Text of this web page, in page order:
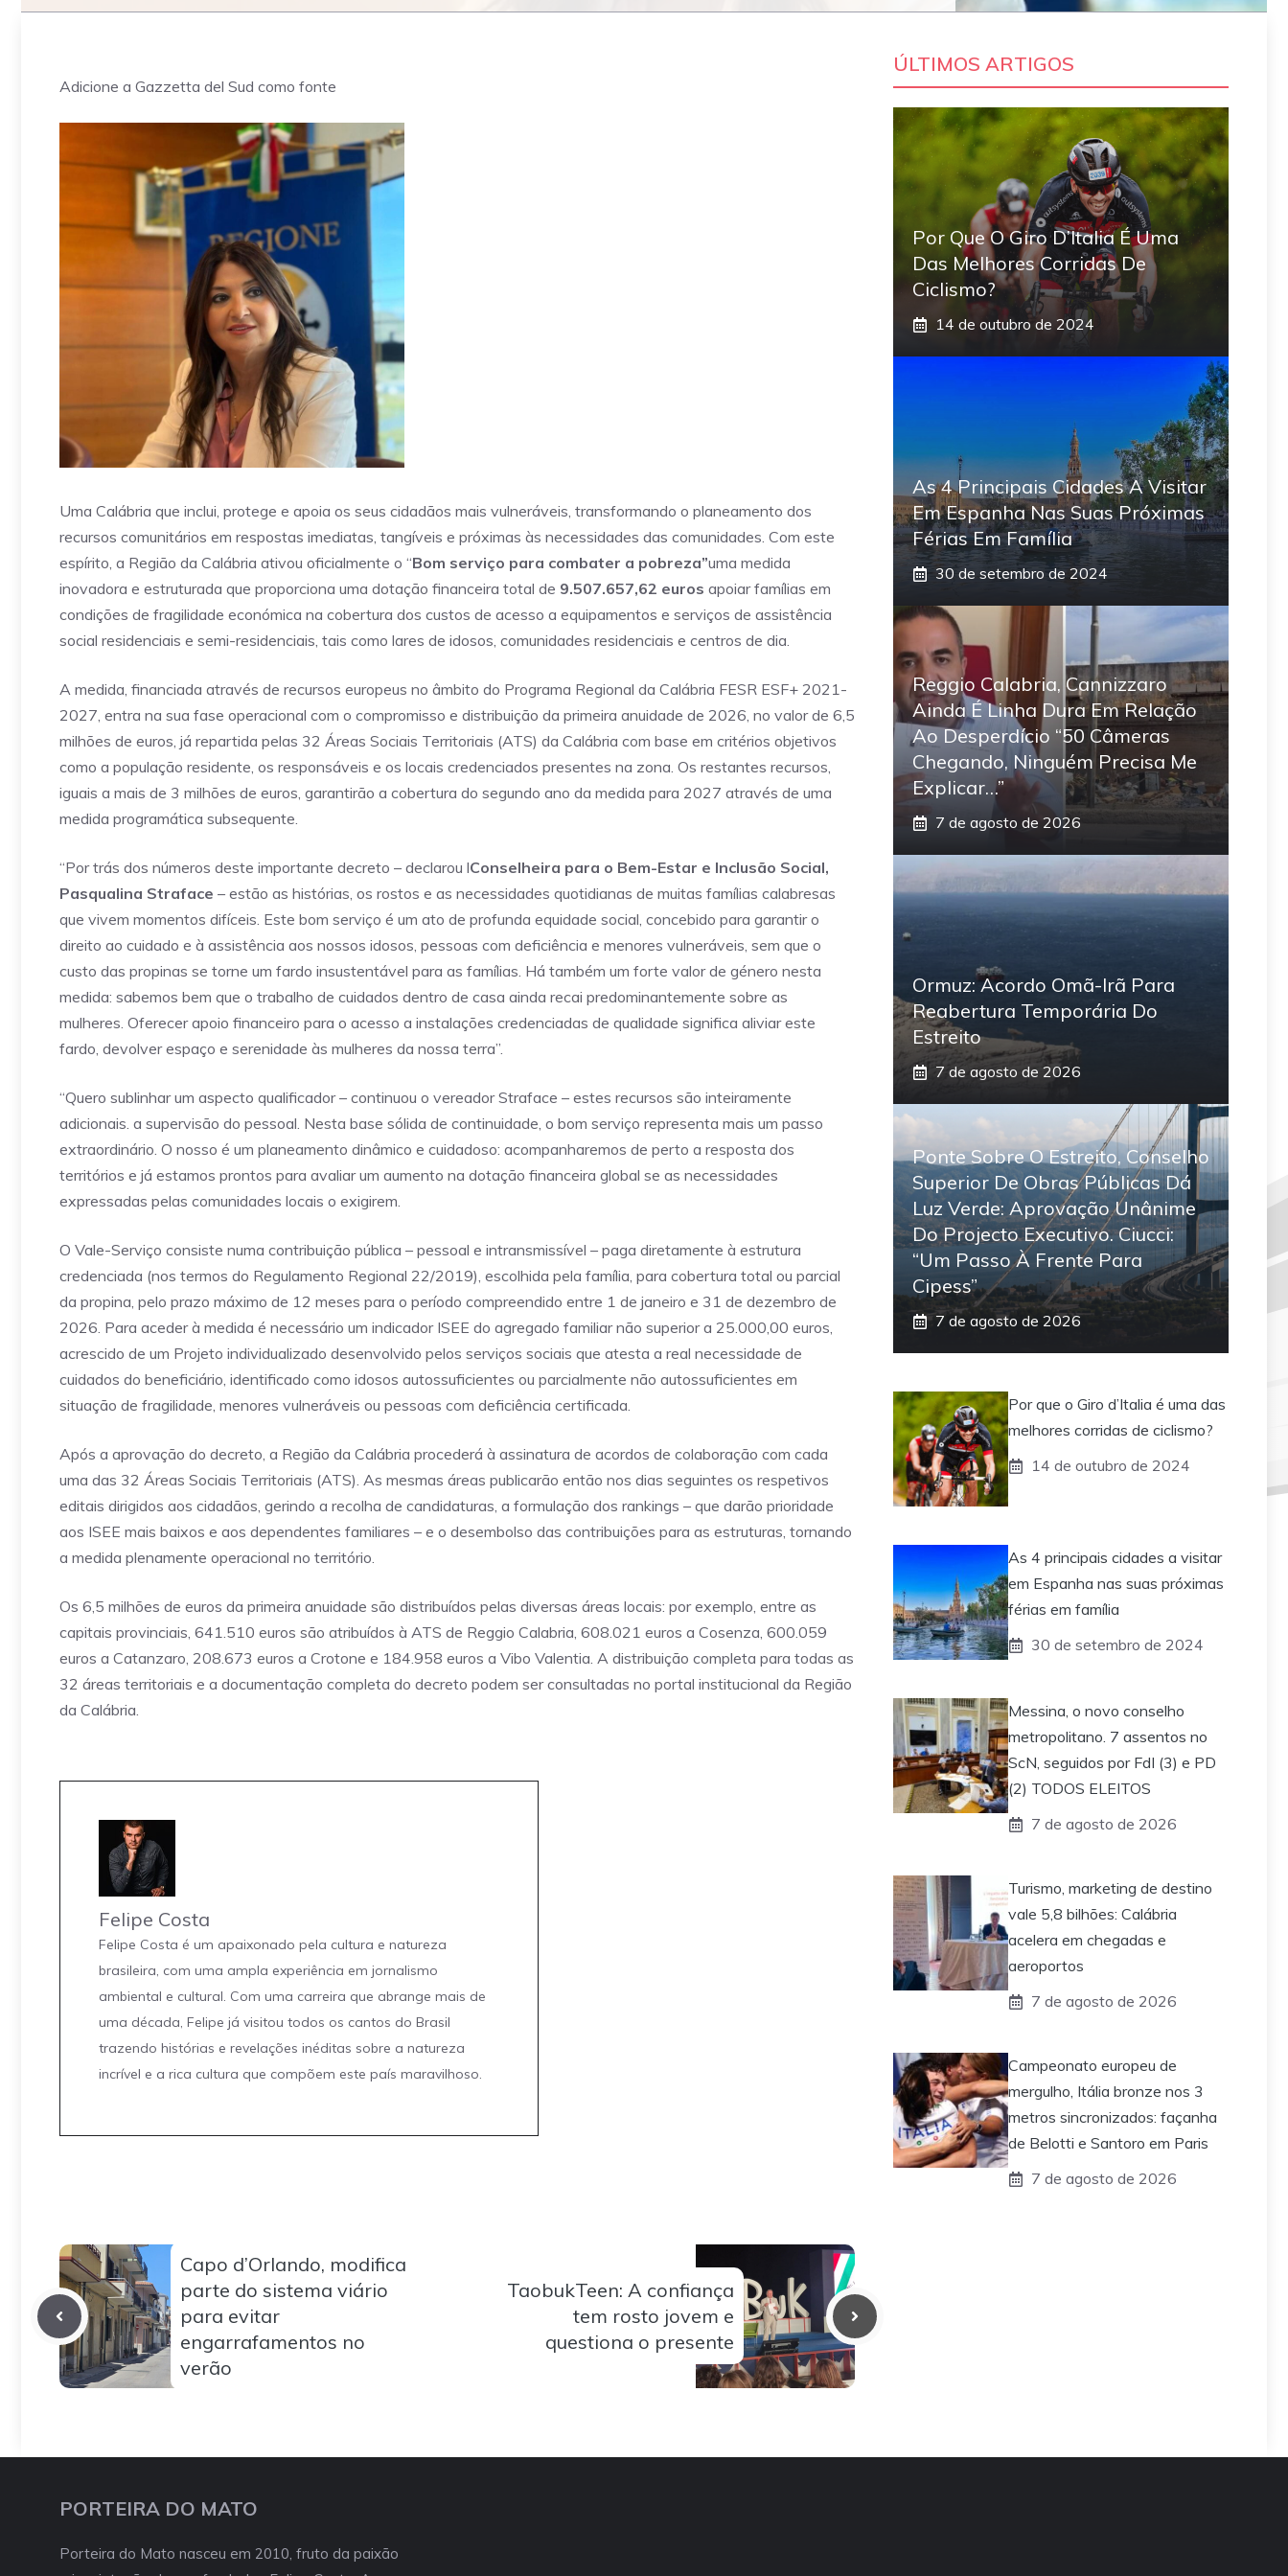
Adicione a Gazzetta del Sud como fonte
Uma Calábria que inclui, protege e apoia os seus cidadãos mais vulneráveis, transformando o planeamento dos
recursos comunitários em respostas imediatas, tangíveis e próximas às necessidades das comunidades. Com este
espírito, a Região da Calábria ativou oficialmente o “Bom serviço para combater a pobreza”uma medida
inovadora e estruturada que proporciona uma dotação financeira total de 9.507.657,62 euros apoiar famílias em
condições de fragilidade económica na cobertura dos custos de acesso a equipamentos e serviços de assistência
social residenciais e semi-residenciais, tais como lares de idosos, comunidades residenciais e centros de dia.
A medida, financiada através de recursos europeus no âmbito do Programa Regional da Calábria FESR ESF+ 2021-
2027, entra na sua fase operacional com o compromisso e distribuição da primeira anuidade de 2026, no valor de 6,5
milhões de euros, já repartida pelas 32 Áreas Sociais Territoriais (ATS) da Calábria com base em critérios objetivos
como a população residente, os responsáveis ​​​​e os locais credenciados presentes na zona. Os restantes recursos,
iguais a mais de 3 milhões de euros, garantirão a cobertura do segundo ano da medida para 2027 através de uma
medida programática subsequente.
“Por trás dos números deste importante decreto – declarou lConselheira para o Bem-Estar e Inclusão Social,
Pasqualina Straface – estão as histórias, os rostos e as necessidades quotidianas de muitas famílias calabresas
que vivem momentos difíceis. Este bom serviço é um ato de profunda equidade social, concebido para garantir o
direito ao cuidado e à assistência aos nossos idosos, pessoas com deficiência e menores vulneráveis, sem que o
custo das propinas se torne um fardo insustentável para as famílias. Há também um forte valor de género nesta
medida: sabemos bem que o trabalho de cuidados dentro de casa ainda recai predominantemente sobre as
mulheres. Oferecer apoio financeiro para o acesso a instalações credenciadas de qualidade significa aliviar este
fardo, devolver espaço e serenidade às mulheres da nossa terra”.
“Quero sublinhar um aspecto qualificador – continuou o vereador Straface – estes recursos são inteiramente
adicionais. a supervisão do pessoal. Nesta base sólida de continuidade, o bom serviço representa mais um passo
extraordinário. O nosso é um planeamento dinâmico e cuidadoso: acompanharemos de perto a resposta dos
territórios e já estamos prontos para avaliar um aumento na dotação financeira global se as necessidades
expressadas pelas comunidades locais o exigirem.
O Vale-Serviço consiste numa contribuição pública – pessoal e intransmissível – paga diretamente à estrutura
credenciada (nos termos do Regulamento Regional 22/2019), escolhida pela família, para cobertura total ou parcial
da propina, pelo prazo máximo de 12 meses para o período compreendido entre 1 de janeiro e 31 de dezembro de
2026. Para aceder à medida é necessário um indicador ISEE do agregado familiar não superior a 25.000,00 euros,
acrescido de um Projeto individualizado desenvolvido pelos serviços sociais que atesta a real necessidade de
cuidados do beneficiário, identificado como idosos autossuficientes ou parcialmente não autossuficientes em
situação de fragilidade, menores vulneráveis ou pessoas com deficiência certificada.
Após a aprovação do decreto, a Região da Calábria procederá à assinatura de acordos de colaboração com cada
uma das 32 Áreas Sociais Territoriais (ATS). As mesmas áreas publicarão então nos dias seguintes os respetivos
editais dirigidos aos cidadãos, gerindo a recolha de candidaturas, a formulação dos rankings – que darão prioridade
aos ISEE mais baixos e aos dependentes familiares – e o desembolso das contribuições para as estruturas, tornando
a medida plenamente operacional no território.
Os 6,5 milhões de euros da primeira anuidade são distribuídos pelas diversas áreas locais: por exemplo, entre as
capitais provinciais, 641.510 euros são atribuídos à ATS de Reggio Calabria, 608.021 euros a Cosenza, 600.059
euros a Catanzaro, 208.673 euros a Crotone e 184.958 euros a Vibo Valentia. A distribuição completa para todas as
32 áreas territoriais e a documentação completa do decreto podem ser consultadas no portal institucional da Região
da Calábria.
Felipe Costa
Felipe Costa é um apaixonado pela cultura e natureza
brasileira, com uma ampla experiência em jornalismo
ambiental e cultural. Com uma carreira que abrange mais de
uma década, Felipe já visitou todos os cantos do Brasil
trazendo histórias e revelações inéditas sobre a natureza
incrível e a rica cultura que compõem este país maravilhoso.
Capo d’Orlando, modifica
parte do sistema viário
para evitar
engarrafamentos no
verão
TaobukTeen: A confiança
tem rosto jovem e
questiona o presente
ÚLTIMOS ARTIGOS
Por Que O Giro D’Italia É Uma
Das Melhores Corridas De
Ciclismo?
14 de outubro de 2024
As 4 Principais Cidades A Visitar
Em Espanha Nas Suas Próximas
Férias Em Família
30 de setembro de 2024
Reggio Calabria, Cannizzaro
Ainda É Linha Dura Em Relação
Ao Desperdício “50 Câmeras
Chegando, Ninguém Precisa Me
Explicar…”
7 de agosto de 2026
Ormuz: Acordo Omã-Irã Para
Reabertura Temporária Do
Estreito
7 de agosto de 2026
Ponte Sobre O Estreito, Conselho
Superior De Obras Públicas Dá
Luz Verde: Aprovação Unânime
Do Projecto Executivo. Ciucci:
“Um Passo À Frente Para
Cipess”
7 de agosto de 2026
Por que o Giro d’Italia é uma das
melhores corridas de ciclismo?
14 de outubro de 2024
As 4 principais cidades a visitar
em Espanha nas suas próximas
férias em família
30 de setembro de 2024
Messina, o novo conselho
metropolitano. 7 assentos no
ScN, seguidos por FdI (3) e PD
(2) TODOS ELEITOS
7 de agosto de 2026
Turismo, marketing de destino
vale 5,8 bilhões: Calábria
acelera em chegadas e
aeroportos
7 de agosto de 2026
Campeonato europeu de
mergulho, Itália bronze nos 3
metros sincronizados: façanha
de Belotti e Santoro em Paris
7 de agosto de 2026
PORTEIRA DO MATO
Porteira do Mato nasceu em 2010, fruto da paixão